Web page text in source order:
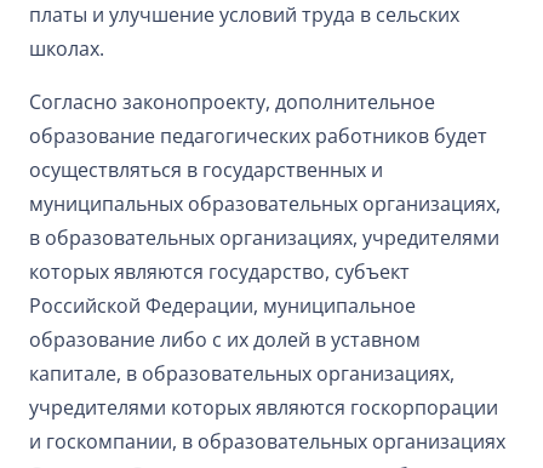
платы и улучшение условий труда в сельских
школах.
Согласно законопроекту, дополнительное
образование педагогических работников будет
осуществляться в государственных и
муниципальных образовательных организациях,
в образовательных организациях, учредителями
которых являются государство, субъект
Российской Федерации, муниципальное
образование либо с их долей в уставном
капитале, в образовательных организациях,
учредителями которых являются госкорпорации
и госкомпании, в образовательных организациях